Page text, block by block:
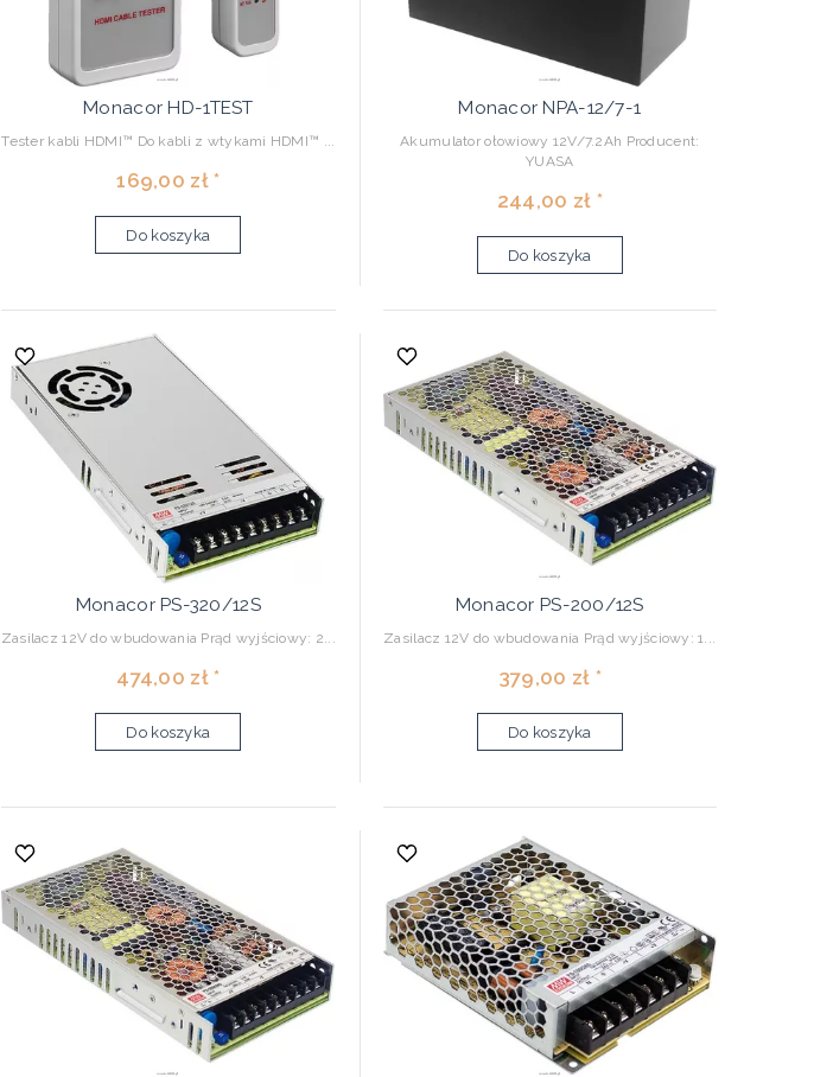
Monacor HD-1TEST
Tester kabli HDMI™ Do kabli z wtykami HDMI™ ...
169,00 zł *
Do koszyka
Monacor NPA-12/7-1
Akumulator ołowiowy 12V/7.2Ah Producent:
YUASA
244,00 zł *
Do koszyka
Monacor PS-320/12S
Zasilacz 12V do wbudowania Prąd wyjściowy: 2...
474,00 zł *
Do koszyka
Monacor PS-200/12S
Zasilacz 12V do wbudowania Prąd wyjściowy: 1...
379,00 zł *
Do koszyka